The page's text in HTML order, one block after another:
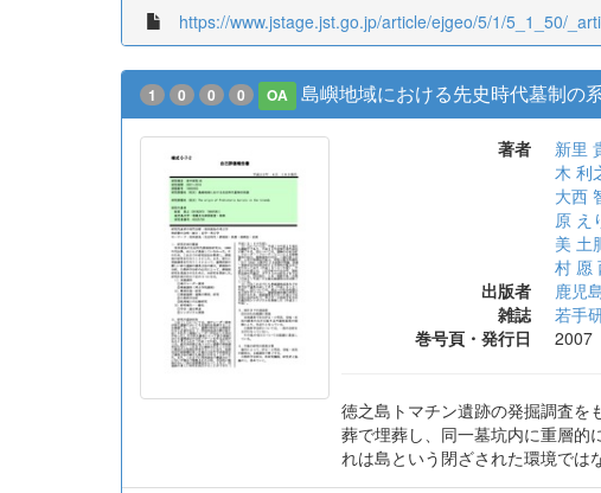
https://www.jstage.jst.go.jp/article/ejgeo/5/1/5_1_50/
1 0 0 0 OA 島嶼地域における先史時代墓制の
著者 新里
木 利
大西
原 え
美 土
村 愿
出版者
鹿児
雑誌
若手
巻号頁・発行日
2007
徳之島トマチン遺跡の発掘調査を
葬で埋葬し、同一墓坑内に重層的
れは島という閉ざされた環境では